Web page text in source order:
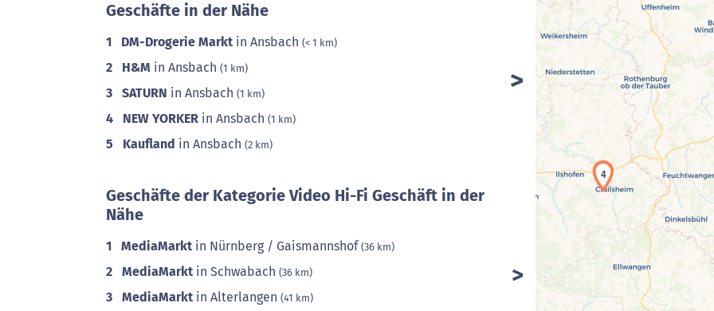
Geschäfte in der Nähe
1 DM-Drogerie Markt in Ansbach (< 1 km)
2 H&M in Ansbach (1 km)
3 SATURN in Ansbach (1 km)
4 NEW YORKER in Ansbach (1 km)
5 Kaufland in Ansbach (2 km)
Geschäfte der Kategorie Video Hi-Fi Geschäft in der
Nähe
1 MediaMarkt in Nürnberg / Gaismannshof(36 km)
2 MediaMarkt in Schwabach (36 km)
3 MediaMarkt in Alterlangen (41 km)
4